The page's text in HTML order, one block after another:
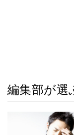
編集部が選